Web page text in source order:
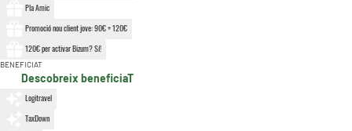
Pla Amic
Promoció nou client jove: 90€ + 120€
120€ per activar Bizum? Sí!
BENEFICIAT
Descobreix beneficiaT
Logitravel
TaxDown